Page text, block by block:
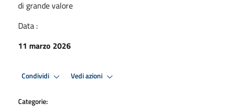
di grande valore
Data :
11 marzo 2026
Condividi Vedi azioni
Categorie: